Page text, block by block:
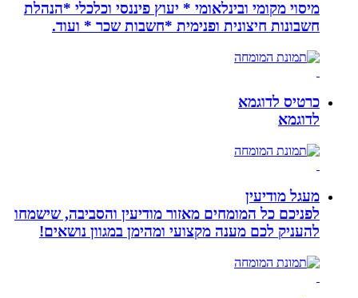
מיסוי מקומי ובינלאומי * יעוץ פיננסי וכלכלי *הנהלת
חשבונות חיצונית ופנימית *חשבות שכר * ועוד.
כרטיס לדוגמא
לדוגמא
מעגל מודיעין
לפניכם כל המומחים מאזור מודיעין והסביבה, שישמחו
להעניק לכם מענה מקצועי ומהימן במגוון נושאים!